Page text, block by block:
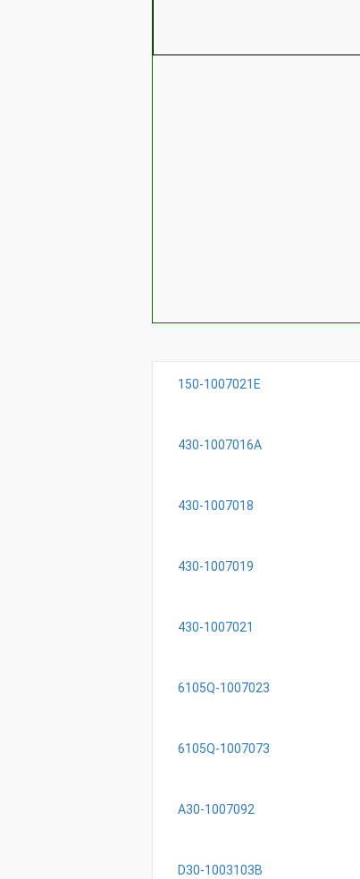
150-1007021E
430-1007016A
430-1007018
430-1007019
430-1007021
6105Q-1007023
6105Q-1007073
A30-1007092
D30-1003103B